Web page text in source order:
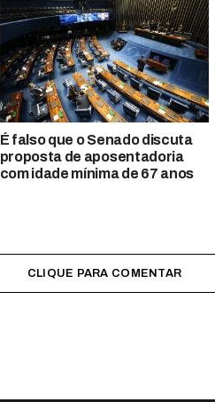
É falso que o Senado discuta
proposta de aposentadoria
com idade mínima de 67 anos
CLIQUE PARA COMENTAR